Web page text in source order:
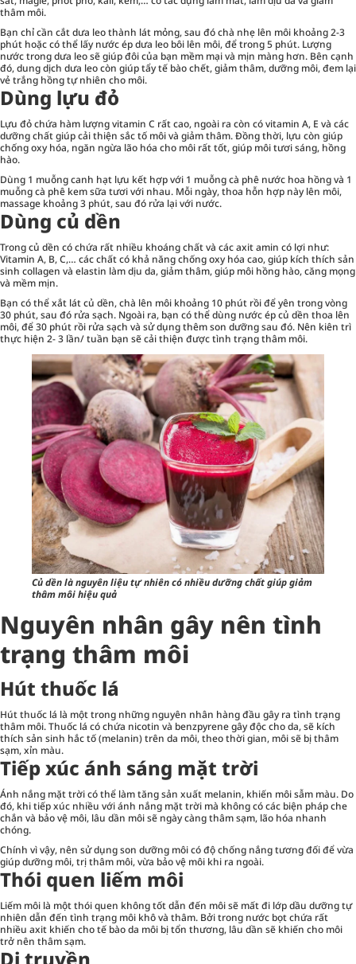
thâm môi.
Bạn chỉ cần cắt dưa leo thành lát mỏng, sau đó chà nhẹ lên môi khoảng 2-3
phút hoặc có thể lấy nước ép dưa leo bôi lên môi, để trong 5 phút. Lượng
nước trong dưa leo sẽ giúp đôi của bạn mềm mại và mịn màng hơn. Bên cạnh
đó, dung dịch dưa leo còn giúp tẩy tế bào chết, giảm thâm, dưỡng môi, đem lại
vẻ trắng hồng tự nhiên cho môi.
Dùng lựu đỏ
Lựu đỏ chứa hàm lượng vitamin C rất cao, ngoài ra còn có vitamin A, E và các
dưỡng chất giúp cải thiện sắc tố môi và giảm thâm. Đồng thời, lựu còn giúp
chống oxy hóa, ngăn ngừa lão hóa cho môi rất tốt, giúp môi tươi sáng, hồng
hào.
Dùng 1 muỗng canh hạt lựu kết hợp với 1 muỗng cà phê nước hoa hồng và 1
muỗng cà phê kem sữa tươi với nhau. Mỗi ngày, thoa hỗn hợp này lên môi,
massage khoảng 3 phút, sau đó rửa lại với nước.
Dùng củ dền
Trong củ dền có chứa rất nhiều khoáng chất và các axit amin có lợi như:
Vitamin A, B, C,… các chất có khả năng chống oxy hóa cao, giúp kích thích sản
sinh collagen và elastin làm dịu da, giảm thâm, giúp môi hồng hào, căng mọng
và mềm mịn.
Bạn có thể xắt lát củ dền, chà lên môi khoảng 10 phút rồi để yên trong vòng
30 phút, sau đó rửa sạch. Ngoài ra, bạn có thể dùng nước ép củ dền thoa lên
môi, để 30 phút rồi rửa sạch và sử dụng thêm son dưỡng sau đó. Nên kiên trì
thực hiện 2- 3 lần/ tuần bạn sẽ cải thiện được tình trạng thâm môi.
Củ dền là nguyên liệu tự nhiên có nhiều dưỡng chất giúp giảm
thâm môi hiệu quả
Nguyên nhân gây nên tình
trạng thâm môi
Hút thuốc lá
Hút thuốc lá là một trong những nguyên nhân hàng đầu gây ra tình trạng
thâm môi. Thuốc lá có chứa nicotin và benzpyrene gây độc cho da, sẽ kích
thích sản sinh hắc tố (melanin) trên da môi, theo thời gian, môi sẽ bị thâm
sạm, xỉn màu.
Tiếp xúc ánh sáng mặt trời
Ánh nắng mặt trời có thể làm tăng sản xuất melanin, khiến môi sẫm màu. Do
đó, khi tiếp xúc nhiều với ánh nắng mặt trời mà không có các biện pháp che
chắn và bảo vệ môi, lâu dần môi sẽ ngày càng thâm sạm, lão hóa nhanh
chóng.
Chính vì vậy, nên sử dụng son dưỡng môi có độ chống nắng tương đối để vừa
giúp dưỡng môi,trị thâm môi, vừa bảo vệ môi khi ra ngoài.
Thói quen liếm môi
Liếm môi là một thói quen không tốt dẫn đến môi sẽ mất đi lớp dầu dưỡng tự
nhiên dẫn đến tình trạng môi khô và thâm. Bởi trong nước bọt chứa rất
nhiều axit khiến cho tế bào da môi bị tổn thương, lâu dần sẽ khiến cho môi
trở nên thâm sạm.
Di truyền